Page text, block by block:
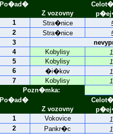
Po�ad�
Z vozovny
1
Stra�nice
2
Stra�nice
3
4
Kobylisy
5
Kobylisy
6
�i�kov
7
Kobylisy
Pozn�mka:
Po�ad�
Z vozovny
1
Vokovice
2
Pankr�c